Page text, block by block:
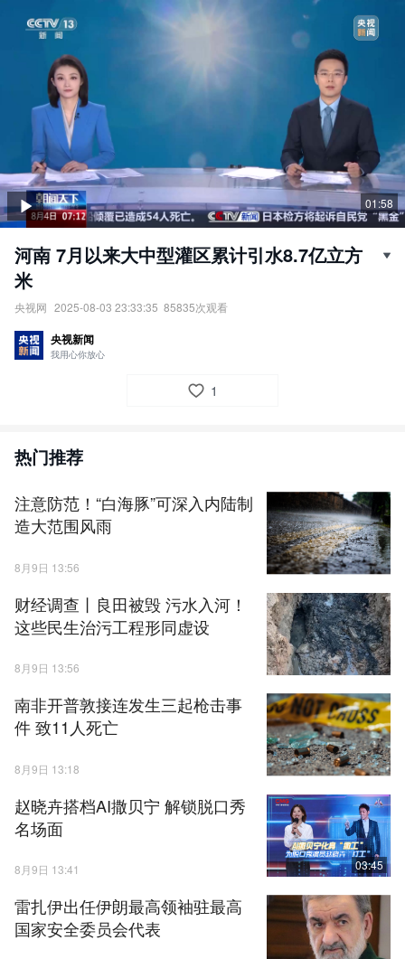
01:58
河南 7月以来大中型灌区累计引水8.7亿立方
米
央视网 2025-08-03 23:33:35 85835次观看
责任编辑：央视网
央视新闻
我用心你放心
1
热门推荐
注意防范！“白海豚”可深入内陆制
造大范围风雨
8月9日 13:56
财经调查丨良田被毁 污水入河！
这些民生治污工程形同虚设
8月9日 13:56
南非开普敦接连发生三起枪击事
件 致11人死亡
8月9日 13:18
赵晓卉搭档AI撒贝宁 解锁脱口秀
名场面
8月9日 13:41 03:45
雷扎伊出任伊朗最高领袖驻最高
国家安全委员会代表